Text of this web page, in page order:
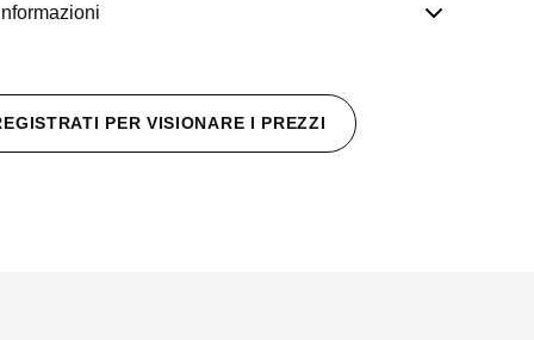
PER VISIONARE I PREZZI